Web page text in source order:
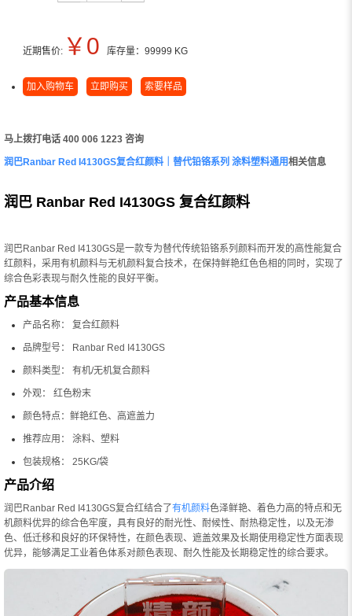
近期售价: ￥0 库存量： 99999 KG
加入购物车 立即购买 索要样品
马上拨打电话 400 006 1223 咨询
润巴Ranbar Red I4130GS复合红颜料｜替代铅铬系列 涂料塑料通用相关信息
润巴 Ranbar Red I4130GS 复合红颜料
润巴Ranbar Red I4130GS是一款专为替代传统铅铬系列颜料而开发的高性能复合
红颜料，采用有机颜料与无机颜料复合技术，在保持鲜艳红色色相的同时，实现了
综合色彩表现与耐久性能的良好平衡。
产品基本信息
产品名称： 复合红颜料
品牌型号： Ranbar Red I4130GS
颜料类型： 有机/无机复合颜料
外观： 红色粉末
颜色特点：鲜艳红色、高遮盖力
推荐应用： 涂料、塑料
包装规格： 25KG/袋
产品介绍
润巴Ranbar Red I4130GS复合红结合了有机颜料色泽鲜艳、着色力高的特点和无
机颜料优异的综合色牢度，具有良好的耐光性、耐候性、耐热稳定性，以及无渗
色、低迁移和良好的环保特性，在颜色表现、遮盖效果及长期使用稳定性方面表现
优异，能够满足工业着色体系对颜色表现、耐久性能及长期稳定性的综合要求。